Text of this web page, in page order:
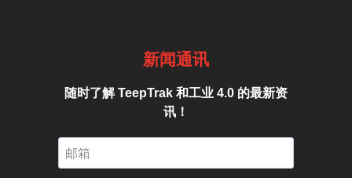
新闻通讯
随时了解 TeepTrak 和工业 4.0 的最新资
讯！